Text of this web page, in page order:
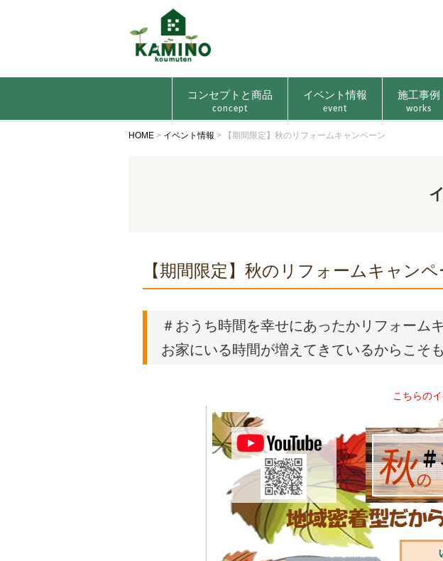
コンセプトと商品
concept
イベント情報
event
施工事例
works
HOME > イベント情報 > 【期間限定】秋のリフォームキャンペーン
【期間限定】秋のリフォームキャンペ
＃おうち時間を幸せにあったかリフォーム
お家にいる時間が増えてきているからこそ
こちらの